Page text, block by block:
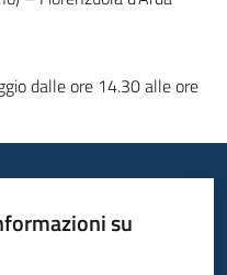
dalle ore 14.30 alle ore
su